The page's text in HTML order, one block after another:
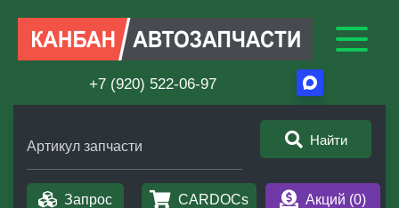
+7 (920) 522-06-97
Артикул запчасти Найти
Запрос CARDOCs Акций (0)